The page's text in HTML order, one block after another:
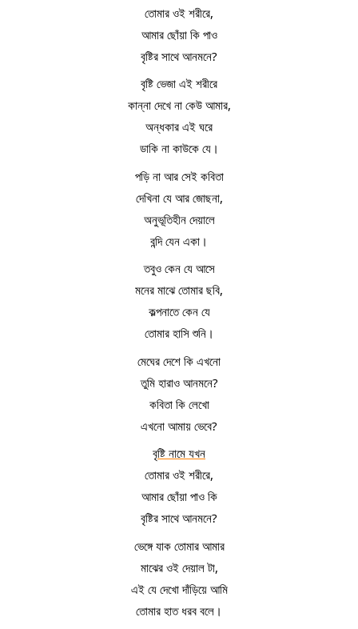
তোমার ওই শরীরে,
আমার ছোঁয়া কি পাও
বৃষ্টির সাথে আনমনে?
বৃষ্টি ভেজা এই শরীরে
কান্না দেখে না কেউ আমার,
অন্ধকার এই ঘরে
ডাকি না কাউকে যে।
পড়ি না আর সেই কবিতা
দেখিনা যে আর জোছনা,
অনুভূতিহীন দেয়ালে
বন্দি যেন একা।
তবুও কেন যে আসে
মনের মাঝে তোমার ছবি,
কল্পনাতে কেন যে
তোমার হাসি শুনি।
মেঘের দেশে কি এখনো
তুমি হারাও আনমনে?
কবিতা কি লেখো
এখনো আমায় ভেবে?
বৃষ্টি নামে যখন
তোমার ওই শরীরে,
আমার ছোঁয়া পাও কি
বৃষ্টির সাথে আনমনে?
ভেঙ্গে যাক তোমার আমার
মাঝের ওই দেয়াল টা,
এই যে দেখো দাঁড়িয়ে আমি
তোমার হাত ধরব বলে।